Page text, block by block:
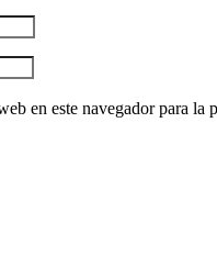
en este navegador para la